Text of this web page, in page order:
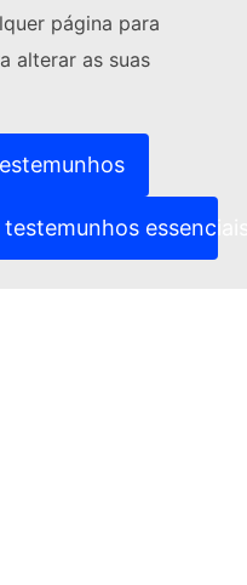
página para
alterar as suas
informática
externa)